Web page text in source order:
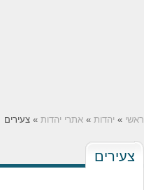
ראשי » יהדות » אתרי יהדות » צעירים
צעירים